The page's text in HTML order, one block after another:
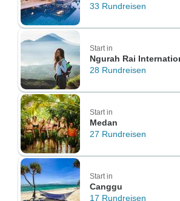
33 Rundreisen
Start in
Ngurah Rai
28 Rundreisen
Start in
Medan
27 Rundreisen
Start in
Canggu
17 Rundreisen